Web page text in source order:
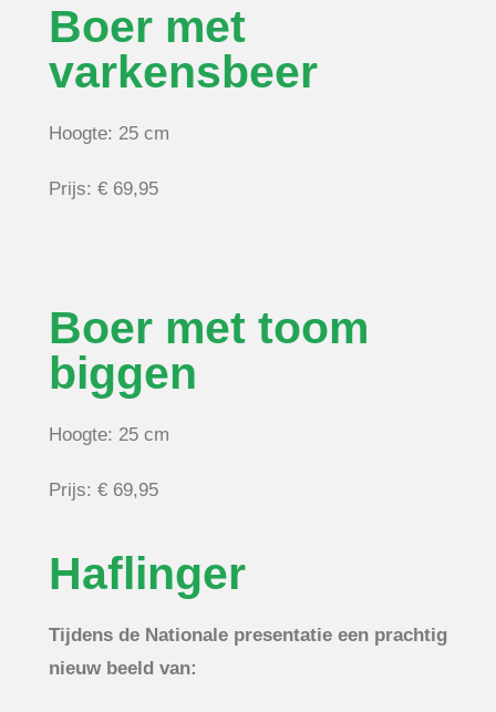
Boer met
varkensbeer
Hoogte: 25 cm
Prijs: € 69,95
Boer met toom
biggen
Hoogte: 25 cm
Prijs: € 69,95
Haflinger
Tijdens de Nationale presentatie een prachtig
nieuw beeld van: